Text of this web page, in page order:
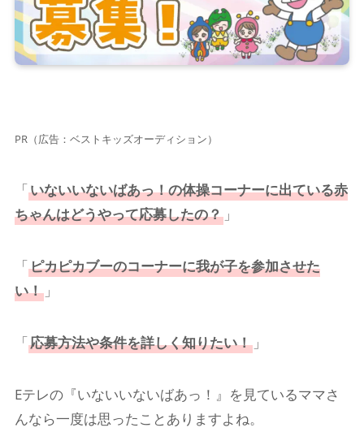
PR（広告：ベストキッズオーディション）
「いないいないばあっ！の体操コーナーに出ている赤
ちゃんはどうやって応募したの？」
「ピカピカブーのコーナーに我が子を参加させた
い！」
「応募方法や条件を詳しく知りたい！」
Eテレの『いないいないばあっ！』を見ているママさ
んなら一度は思ったことありますよね。